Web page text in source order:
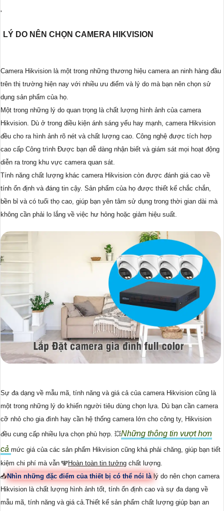
'
LÝ DO NÊN CHỌN CAMERA HIKVISION
Camera Hikvision là một trong những thương hiệu camera an ninh hàng đầu
trên thị trường hiện nay với nhiều ưu điểm và lý do mà bạn nên chọn sử
dụng sản phẩm của họ.
Một trong những lý do quan trọng là chất lượng hình ảnh của camera
Hikvision. Dù ở trong điều kiện ánh sáng yếu hay mạnh, camera Hikvision
đều cho ra hình ảnh rõ nét và chất lượng cao. Công nghệ được tích hợp
cao cấp Công trình Được bạn dễ dàng nhận biết và giám sát mọi hoạt động
diễn ra trong khu vực camera quan sát.
Tính năng chất lượng khác camera Hikvision còn được đánh giá cao về
tính ổn định và đáng tin cậy. Sản phẩm của họ được thiết kế chắc chắn,
bền bỉ và có tuổi thọ cao, giúp bạn yên tâm sử dụng trong thời gian dài mà
không cần phải lo lắng về việc hư hỏng hoặc giảm hiệu suất.
Sự đa dạng về mẫu mã, tính năng và giá cả của camera Hikvision cũng là
một trong những lý do khiến người tiêu dùng chọn lựa. Dù bạn cần camera
cỡ nhỏ cho gia đình hay cần hệ thống camera lớn cho công ty, Hikvision
đều cung cấp nhiều lựa chọn phù hợp. 💥Những thông tin vượt hơn
cả mức giá của các sản phẩm Hikvision cũng khá phải chăng, giúp bạn tiết
kiệm chi phí mà vẫn ️🕎Hoàn toàn tin tưởng chất lượng.
📥 Nhìn những đặc điểm của thiết bị có thể nói là lý do nên chọn camera
Hikvision là chất lượng hình ảnh tốt, tính ổn định cao và sự đa dạng về
mẫu mã, tính năng và giá cả.Thiết kế sản phẩm chất lượng giúp bạn an